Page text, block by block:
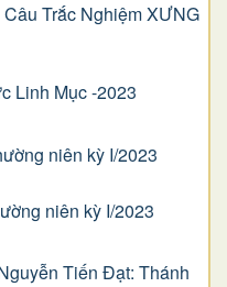
Trắc Nghiệm XƯNG
Linh Mục -2023
niên kỳ I/2023
niên kỳ I/2023
Tiến Đạt: Thánh